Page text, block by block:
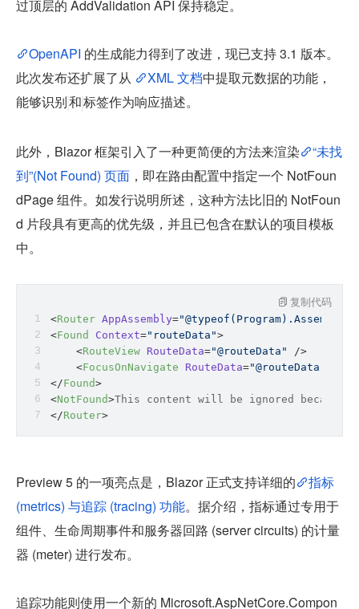
过顶层的 AddValidation API 保持稳定。
OpenAPI 的生成能力得到了改进，现已支持 3.1 版本。
此次发布还扩展了从
XML 文档中提取元数据的功能，
能够识别和标签作为响应描述。
此外，Blazor 框架引入了一种更简便的方法来渲染
“未找
到”(Not Found) 页面 ，即在路由配置中指定一个 NotFoun
dPage 组件。如发行说明所述，这种方法比旧的 NotFoun
d 片段具有更高的优先级，并且已包含在默认的项目模板
中。
<Router AppAssembly="@typeof(Program).Assembly"
<Found Context="routeData">
<RouteView RouteData="@routeData"
/>
<FocusOnNavigate RouteData="@routeData"
</Found>
<NotFound>This content will be ignored because
</Router>
复制代码
Preview 5 的一项亮点是，Blazor 正式支持详细的
指标
(metrics) 与追踪 (tracing) 功能。据介绍，指标通过专用于
组件、生命周期事件和服务器回路 (server circuits) 的计量
器 (meter) 进行发布。
追踪功能则使用一个新的 Microsoft.AspNetCore.Compon